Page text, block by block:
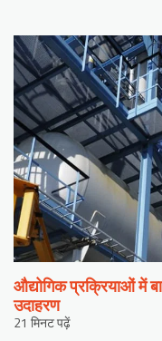
औद्योगिक प्रक्रियाओं में
उदाहरण
21 मिनट पढ़ें